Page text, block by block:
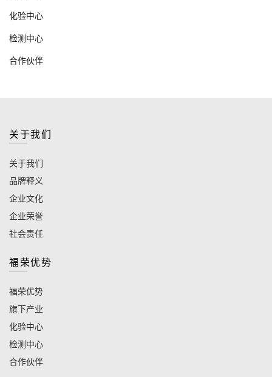
化验中心
检测中心
合作伙伴
关于我们
关于我们
品牌释义
企业文化
企业荣誉
社会责任
福荣优势
福荣优势
旗下产业
化验中心
检测中心
合作伙伴